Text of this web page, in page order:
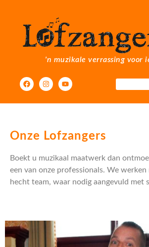
'n muzikale verrassing voor
Onze Lofzangers
Boekt u muzikaal maatwerk dan
een van onze professionals. We werken
hecht team, waar nodig aangevuld met